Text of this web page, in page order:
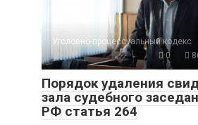
Уголовно-процессуальный кодекс
0
Порядок удаления
зала судебного
РФ статья 264